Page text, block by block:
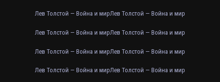
Лев Толстой — Война и мирЛев Толстой — Война и мир
Лев Толстой — Война и мирЛев Толстой — Война и мир
Лев Толстой — Война и мирЛев Толстой — Война и мир
Лев Толстой — Война и мирЛев Толстой — Война и мир